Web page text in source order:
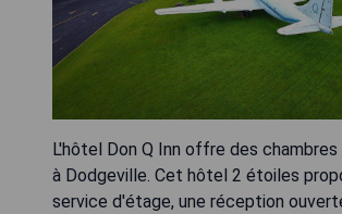
L'hôtel Don Q Inn offre des
à Dodgeville. Cet hôtel 2 étoiles
service d'étage, une réception